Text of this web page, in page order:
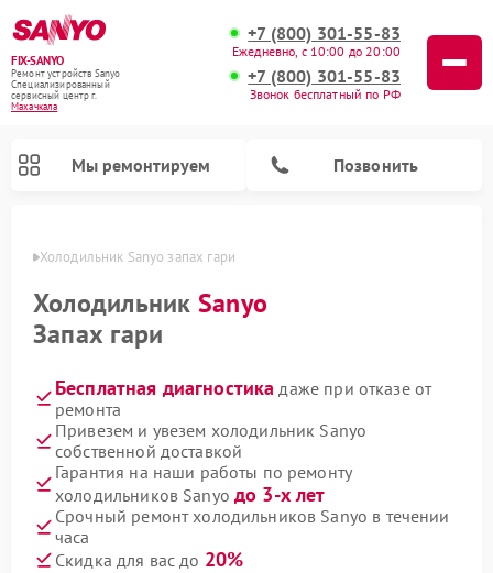
FIX-SANYO
Ремонт устройств Sanyo
Специализированный
cервисный центр г.
Махачкала
+7 (800) 301-55-83
Ежедневно, с 10:00 до 20:00
+7 (800) 301-55-83
Звонок бесплатный по РФ
Мы ремонтируем Позвонить
Холодильник Sanyo запах гари
Холодильник Sanyo
Запах гари
Бесплатная диагностика даже при отказе от
ремонта
Привезем и увезем холодильник Sanyo
собственной доставкой
Гарантия на наши работы по ремонту
холодильников Sanyoдо 3-х лет
Срочный ремонт холодильников Sanyo в течении
часа
Скидка для вас до 20%